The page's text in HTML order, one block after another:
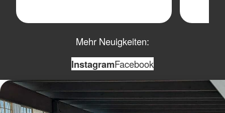
Mehr Neuigkeiten:
InstagramFacebook